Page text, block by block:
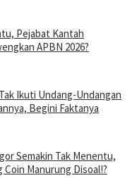
Pejabat Kantah
APBN 2026?
Ikuti Undang-Undangan
Begini Faktanya
Semakin Tak Menentu,
Manurung Disoal!?